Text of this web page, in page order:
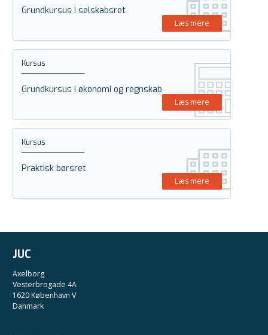
Grundkursus i selskabsret
Læs mere
Kursus
Grundkursus i økonomi og regnskab
Læs mere
Kursus
Praktisk børsret
Læs mere
JUC
Axelborg
Vesterbrogade 4A
1620 København V
Danmark